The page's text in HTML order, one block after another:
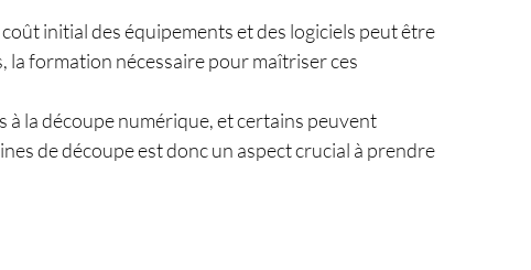
initial des équipements et des logiciels peut être
la formation nécessaire pour maîtriser ces
à la découpe numérique, et certains peuvent
de découpe est donc un aspect crucial à prendre